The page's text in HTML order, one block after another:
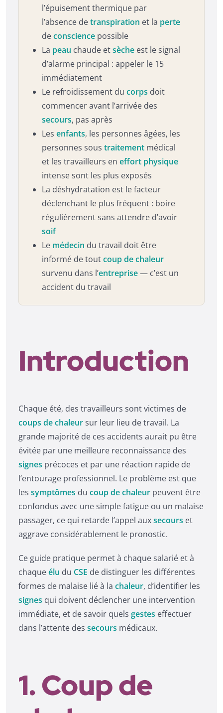
l’épuisement thermique par
l’absence detranspiration et la perte
deconscience possible
La peau chaude etsèche est le signal
d’alarme principal : appeler le 15
immédiatement
Le refroidissement du corps doit
commencer avant l’arrivée des
secours, pas après
Les enfants, les personnes âgées, les
personnes sous traitement médical
et les travailleurs en effort physique
intense sont les plus exposés
La déshydratation est le facteur
déclenchant le plus fréquent : boire
régulièrement sans attendre d’avoir
soif
Le médecin du travail doit être
informé de toutcoup de chaleur
survenu dans l’entreprise— c’est un
accident du travail
Introduction
Chaque été, des travailleurs sont victimes de
coups de chaleursur leur lieu de travail. La
grande majorité de ces accidents aurait pu être
évitée par une meilleure reconnaissance des
signes précoces et par une réaction rapide de
l’entourage professionnel. Le problème est que
les symptômes du coup de chaleur peuvent être
confondus avec une simple fatigue ou un malaise
passager, ce qui retarde l’appel auxsecours et
aggrave considérablement le pronostic.
Ce guide pratique permet à chaque salarié et à
chaqueélu du CSE de distinguer les différentes
formes de malaise lié à la chaleur, d’identifier les
signes qui doivent déclencher une intervention
immédiate, et de savoir quels gestes effectuer
dans l’attente des secours médicaux.
1. Coup de